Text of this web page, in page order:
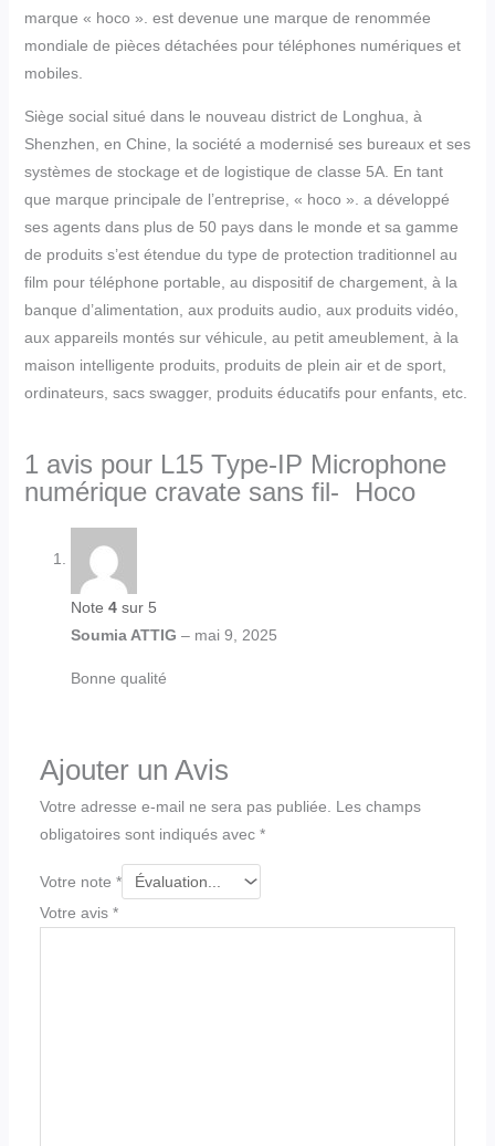
marque « hoco ». est devenue une marque de renommée
mondiale de pièces détachées pour téléphones numériques et
mobiles.
Siège social situé dans le nouveau district de Longhua, à
Shenzhen, en Chine, la société a modernisé ses bureaux et ses
systèmes de stockage et de logistique de classe 5A. En tant
que marque principale de l’entreprise, « hoco ». a développé
ses agents dans plus de 50 pays dans le monde et sa gamme
de produits s’est étendue du type de protection traditionnel au
film pour téléphone portable, au dispositif de chargement, à la
banque d’alimentation, aux produits audio, aux produits vidéo,
aux appareils montés sur véhicule, au petit ameublement, à la
maison intelligente produits, produits de plein air et de sport,
ordinateurs, sacs swagger, produits éducatifs pour enfants, etc.
1 avis pour L15 Type-IP Microphone
numérique cravate sans fil- Hoco
Note 4sur 5
Soumia ATTIG – mai 9, 2025
Bonne qualité
Ajouter un Avis
Votre adresse e-mail ne sera pas publiée.
Les champs
obligatoires sont indiqués avec *
Votre note *
Votre avis *